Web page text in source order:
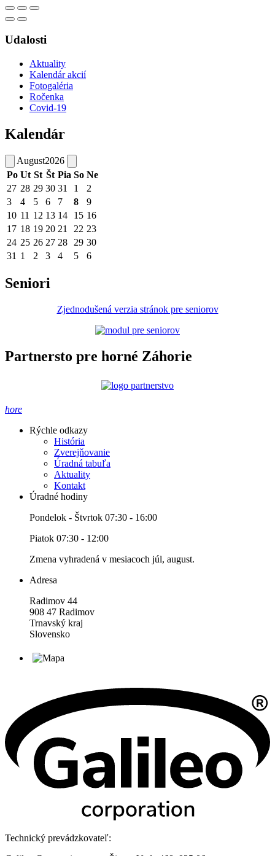
Udalosti
Aktuality
Kalendár akcií
Fotogaléria
Ročenka
Covid-19
Kalendár
August2026
Po Ut St Št Pia So Ne
27 28 29 30 31 1
2
3
4 5 6 7 8
9
10 11 12 13 14 15 16
17 18 19 20 21 22 23
24 25 26 27 28 29 30
31 1 2 3 4 5 6
Seniori
Zjednodušená verzia stránok pre seniorov
Partnersto pre horné Záhorie
hore
Rýchle odkazy
História
Zverejňovanie
Úradná tabuľa
Aktuality
Kontakt
Úradné hodiny
Pondelok - Štvrtok 07:30 - 16:00
Piatok 07:30 - 12:00
Zmena vyhradená v mesiacoch júl, august.
Adresa
Radimov 44
908 47 Radimov
Trnavský kraj
Slovensko
Technický prevádzkovateľ: